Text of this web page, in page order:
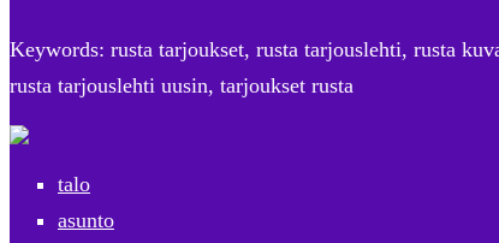
Keywords: rusta tarjoukset, rusta tarjouslehti, rusta
rusta tarjouslehti uusin, tarjoukset rusta
talo
asunto